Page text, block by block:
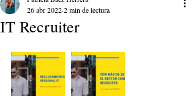
IT Recruiter
26 abr 20222 min de lectura